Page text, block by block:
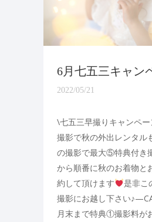
6月七五三キャン
2022/05/21
\七五三早撮りキャンペー
撮影で秋の外出レンタル
の撮影で最大⑤特典付き
から順番に秋のお着物と
約して頂けます
是非こ
撮影にお越し下さい
月末まで特典①撮影料が